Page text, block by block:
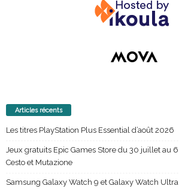
Articles récents
Les titres PlayStation Plus Essential d’août 2026
Jeux gratuits Epic Games Store du 30 juillet au 6
Cesto et Mutazione
Samsung Galaxy Watch 9 et Galaxy Watch